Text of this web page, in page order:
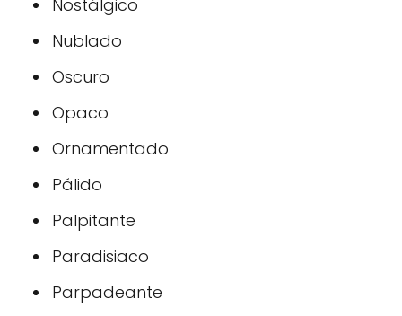
Nostálgico
Nublado
Oscuro
Opaco
Ornamentado
Pálido
Palpitante
Paradisiaco
Parpadeante